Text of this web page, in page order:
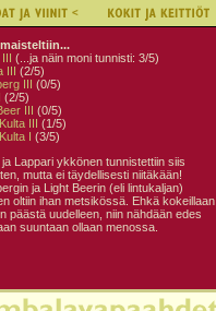
(...ja näin moni tunnisti: 3/5)
III (2/5)
III (0/5)
(2/5)
III (0/5)
III (1/5)
I (3/5)
ja Lappari ykkönen tunnistettiin siis
mutta ei täydellisesti niitäkään!
ja Light Beerin (eli lintukaljan)
oltiin ihan metsikössä. Ehkä kokeillaan
päästä uudelleen, niin nähdään edes
suuntaan ollaan menossa.